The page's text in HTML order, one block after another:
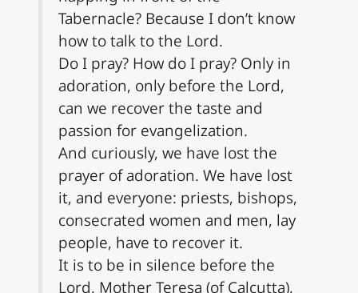
Tabernacle? Because I don’t know
how to talk to the Lord.
Do I pray? How do I pray? Only in
adoration, only before the Lord,
can we recover the taste and
passion for evangelization.
And curiously, we have lost the
prayer of adoration. We have lost
it, and everyone: priests, bishops,
consecrated women and men, lay
people, have to recover it.
It is to be in silence before the
Lord. Mother Teresa (of Calcutta),